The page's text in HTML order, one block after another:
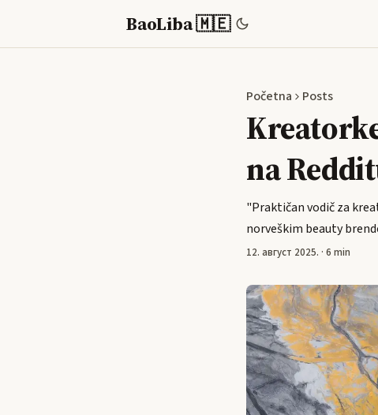
BaoLiba 🇲🇪
Početna Posts
na
"Praktičan vodič za
norveškim beauty
12. август 2025. · 6 min